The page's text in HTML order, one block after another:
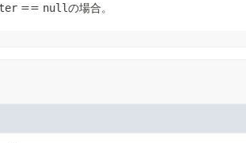
== nullの場合。